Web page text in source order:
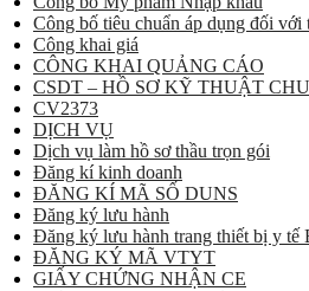
Công bố tiêu chuẩn áp dụng đối
Công khai giá
CÔNG KHAI QUẢNG CÁO
CSDT – HỒ SƠ KỸ THUẬT
CV2373
DỊCH VỤ
Dịch vụ làm hồ sơ thầu trọn gói
Đăng kí kinh doanh
ĐĂNG KÍ MÃ SỐ DUNS
Đăng ký lưu hành
Đăng ký lưu hành trang thiết bị y tế
ĐĂNG KÝ MÃ VTYT
GIẤY CHỨNG NHẬN CE